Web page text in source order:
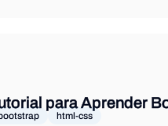
para Aprender
html-css